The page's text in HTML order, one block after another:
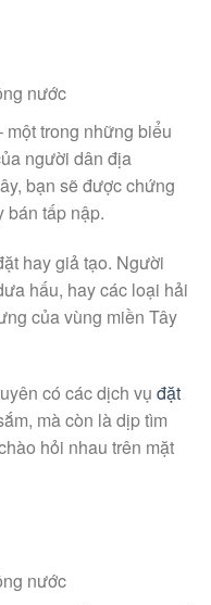
một trong những biểu
người dân địa
bạn sẽ được chứng
bán tấp nập.
hay giả tạo. Người
hấu, hay các loại hải
của vùng miền Tây
có các dịch vụ đặt
mà còn là dịp tìm
hỏi nhau trên mặt